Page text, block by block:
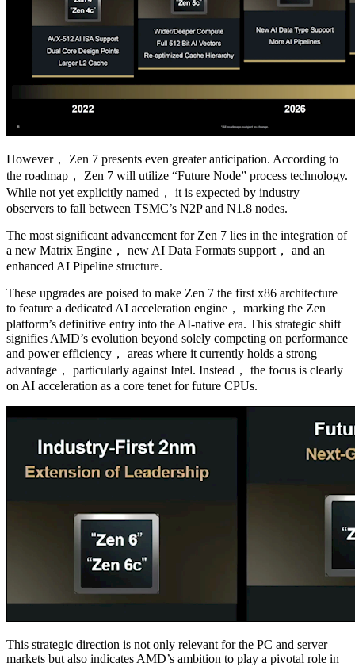
However， Zen 7 presents even greater anticipation. According to
the roadmap， Zen 7 will utilize “Future Node” process technology.
While not yet explicitly named， it is expected by industry
observers to fall between TSMC’s N2P and N1.8 nodes.
The most significant advancement for Zen 7 lies in the integration of
a new Matrix Engine， new AI Data Formats support， and an
enhanced AI Pipeline structure.
These upgrades are poised to make Zen 7 the first x86 architecture
to feature a dedicated AI acceleration engine， marking the Zen
platform’s definitive entry into the AI-native era. This strategic shift
signifies AMD’s evolution beyond solely competing on performance
and power efficiency， areas where it currently holds a strong
advantage， particularly against Intel. Instead， the focus is clearly
on AI acceleration as a core tenet for future CPUs.
This strategic direction is not only relevant for the PC and server
markets but also indicates AMD’s ambition to play a pivotal role in